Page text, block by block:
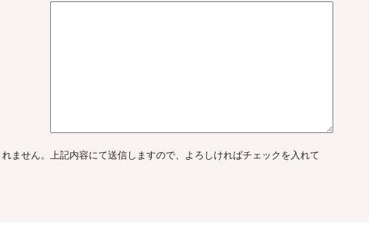
ません。上記内容にて送信しますので、よろしければチェックを入れて